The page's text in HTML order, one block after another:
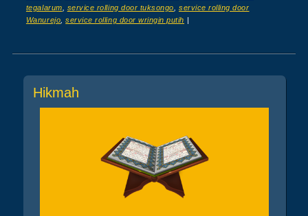
tegalarum
service rolling door tuksongo
service rolling door
Wanurejo ,service rolling door wringin putih |
Post navigation
Hikmah